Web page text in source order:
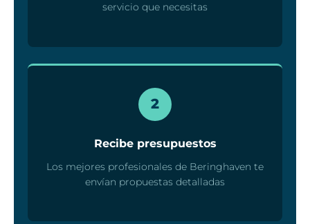
servicio que necesitas
2
Recibe presupuestos
Los mejores profesionales de Beringhaven te
envían propuestas detalladas